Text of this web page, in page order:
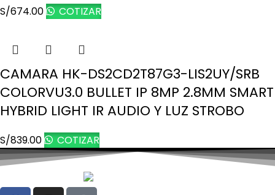
S/674.00 COTIZAR
CAMARA HK-DS2CD2T87G3-LIS2UY/SRB
COLORVU3.0 BULLET IP 8MP 2.8MM SMART
HYBRID LIGHT IR AUDIO Y LUZ STROBO
S/839.00 COTIZAR